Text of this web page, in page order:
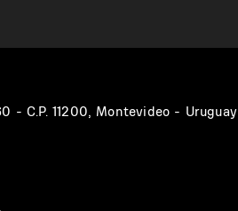
- C.P. 11200, Montevideo - Uruguay